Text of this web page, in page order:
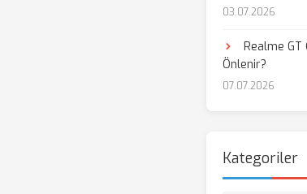
03.07.2026
Realme GT
Önlenir?
07.07.2026
Kategoriler